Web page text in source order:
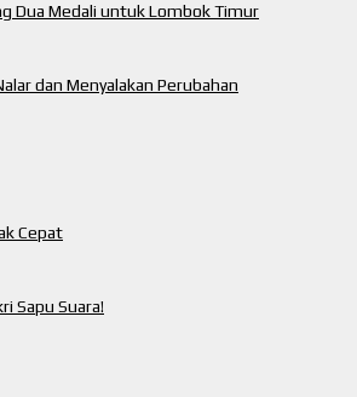
Dua Medali untuk Lombok Timur
dan Menyalakan Perubahan
Cepat
Sapu Suara!